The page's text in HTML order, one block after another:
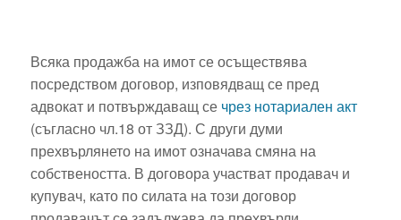
Всяка продажба на имот се осъществява
посредством договор, изповядващ се пред
адвокат и потвърждаващ се чрез нотариален акт
(съгласно чл.18 от ЗЗД). С други думи
прехвърлянето на имот означава смяна на
собствеността. В договора участват продавач и
купувач, като по силата на този договор